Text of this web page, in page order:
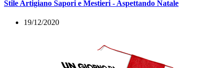
Stile Artigiano Sapori e Mestieri - Aspettando Natale
19/12/2020